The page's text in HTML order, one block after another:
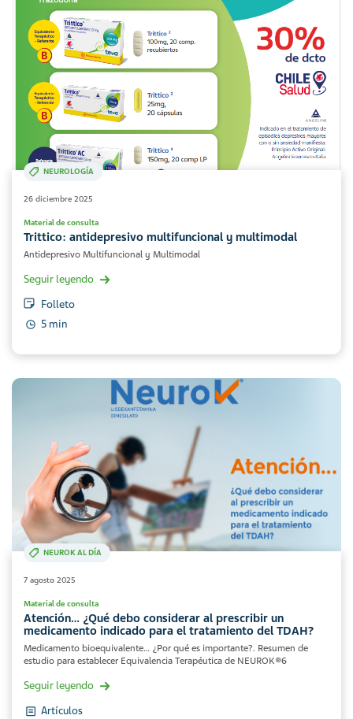
NEUROLOGÍA
26 diciembre 2025
Material de consulta
Trittico: antidepresivo multifuncional y multimodal
Antidepresivo Multifuncional y Multimodal
Seguir leyendo
Folleto
5 min
NEUROK AL DÍA
7 agosto 2025
Material de consulta
Atención… ¿Qué debo considerar al prescribir un
medicamento indicado para el tratamiento del TDAH?
Medicamento bioequivalente… ¿Por qué es importante?. Resumen de
estudio para establecer Equivalencia Terapéutica de NEUROK®6
Seguir leyendo
Artículos